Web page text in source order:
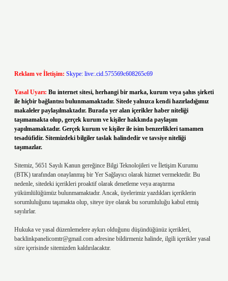
Reklam ve İletişim: Skype: live:.cid.575569c608265c69
Yasal Uyarı: Bu internet sitesi, herhangi bir marka, kurum veya şahıs şirketi
ile hiçbir bağlantısı bulunmamaktadır. Sitede yalnızca kendi hazırladığımız
makaleler paylaşılmaktadır. Burada yer alan içerikler haber niteliği
taşımamakta olup, gerçek kurum ve kişiler hakkında paylaşım
yapılmamaktadır. Gerçek kurum ve kişiler ile isim benzerlikleri tamamen
tesadüfidir. Sitemizdeki bilgiler taslak halindedir ve tavsiye niteliği
taşımazlar.
Sitemiz, 5651 Sayılı Kanun gereğince Bilgi Teknolojileri ve İletişim Kurumu
(BTK) tarafından onaylanmış bir Yer Sağlayıcı olarak hizmet vermektedir. Bu
nedenle, sitedeki içerikleri proaktif olarak denetleme veya araştırma
yükümlülüğümüz bulunmamaktadır. Ancak, üyelerimiz yazdıkları içeriklerin
sorumluluğunu taşımakta olup, siteye üye olarak bu sorumluluğu kabul etmiş
sayılırlar.
Hukuka ve yasal düzenlemelere aykırı olduğunu düşündüğünüz içerikleri,
backlinkpanelicomtr@gmail.com adresine bildirmeniz halinde, ilgili içerikler yasal
süre içerisinde sitemizden kaldırılacaktır.